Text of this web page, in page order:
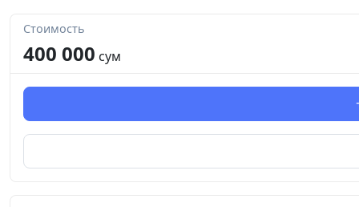
Стоимость
400 000 сум